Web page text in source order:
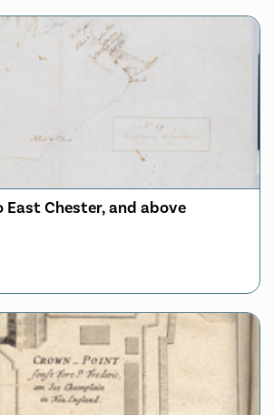
East Chester, and above